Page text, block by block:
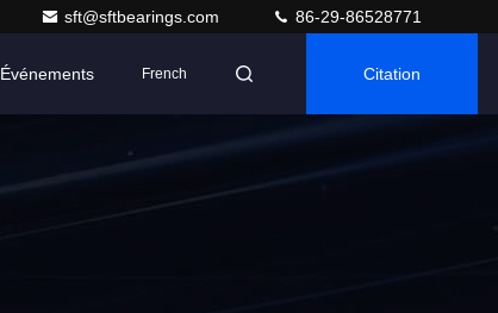
sft@sftbearings.com 86-29-86528771
Événements French Citation